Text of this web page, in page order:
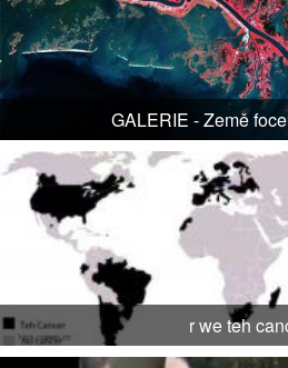
GALERIE - Země
r we teh